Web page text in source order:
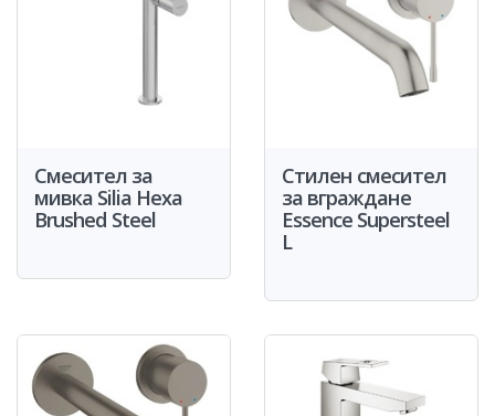
Смесител за
мивка Silia Hexa
Brushed Steel
Стилен смесител
за вграждане
Essence Supersteel
L